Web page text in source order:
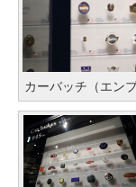
カーバッチ（エン